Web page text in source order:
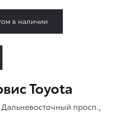
в наличии
Toyota
просп.,